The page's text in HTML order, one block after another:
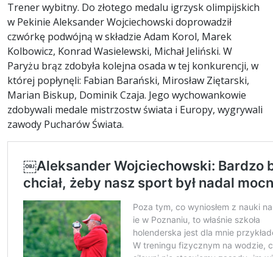
Trener wybitny. Do złotego medalu igrzysk olimpijskich
w Pekinie Aleksander Wojciechowski doprowadził
czwórkę podwójną w składzie Adam Korol, Marek
Kolbowicz, Konrad Wasielewski, Michał Jeliński. W
Paryżu brąz zdobyła kolejna osada w tej konkurencji, w
której popłynęli: Fabian Barański, Mirosław Ziętarski,
Marian Biskup, Dominik Czaja. Jego wychowankowie
zdobywali medale mistrzostw świata i Europy, wygrywali
zawody Pucharów Świata.